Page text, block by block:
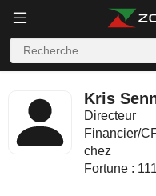
Kris
Directeur
Financier/
chez
Fortune :